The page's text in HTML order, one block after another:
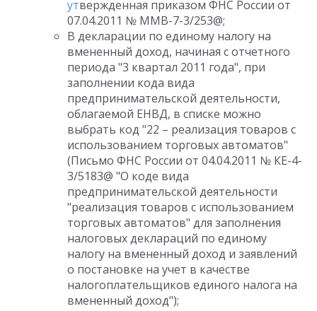
утвержденная приказом ФНС России от
07.04.2011 № ММВ-7-3/253@;
В декларации по единому налогу на
вмененный доход, начиная с отчетного
периода "3 квартал 2011 года", при
заполнении кода вида
предпринимательской деятельности,
облагаемой ЕНВД, в списке можно
выбрать код "22 – реализация товаров с
использованием торговых автоматов"
(Письмо ФНС России от 04.04.2011 № КЕ-4-
3/5183@ "О коде вида
предпринимательской деятельности
"реализация товаров с использованием
торговых автоматов" для заполнения
налоговых деклараций по единому
налогу на вмененный доход и заявлений
о постановке на учет в качестве
налогоплательщиков единого налога на
вмененный доход");